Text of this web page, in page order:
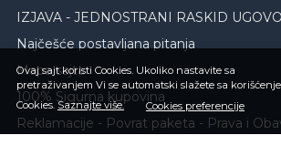
Ovaj sajt koristi Cookies. Ukoliko nastavite sa
pretraživanjem Vi se automatski slažete sa
Cookies. Saznajte više. Cookies preferencije
IZJAVA - JEDNOSTRANI RASKID
Najčešće postavljana pitanja
Mapa sajta
100% Sigurna kupovina
Reklamacije - Povrat paketa - Prava i